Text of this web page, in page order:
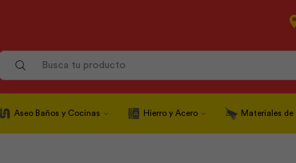
Aseo Baños y Cocinas Hierro y Acero Materiales